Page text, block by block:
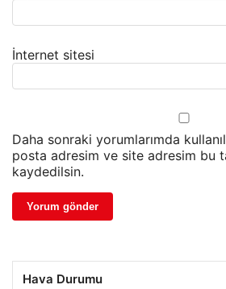
İnternet sitesi
Daha sonraki yorumlarımda
posta adresim ve site adresim bu
kaydedilsin.
Hava Durumu